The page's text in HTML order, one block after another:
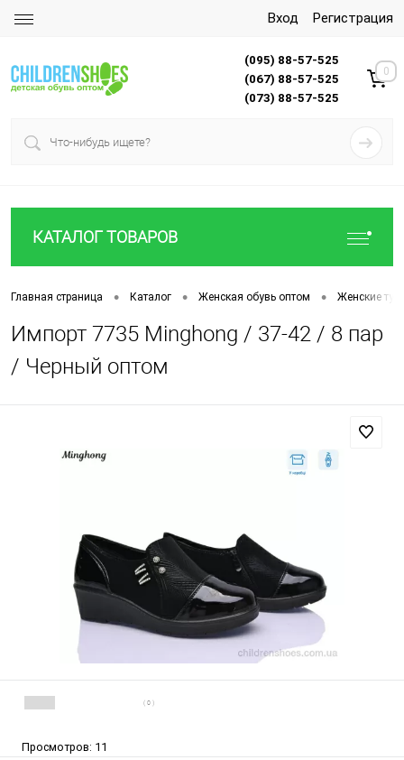
Вход Регистрация
(095) 88-57-525
(067) 88-57-525
(073) 88-57-525
0
КАТАЛОГ ТОВАРОВ
Главная страница • Каталог • Женская обувь оптом • Женские
Импорт 7735 Minghong / 37-42 / 8 пар
/ Черный оптом
( 0 )
Просмотров: 11